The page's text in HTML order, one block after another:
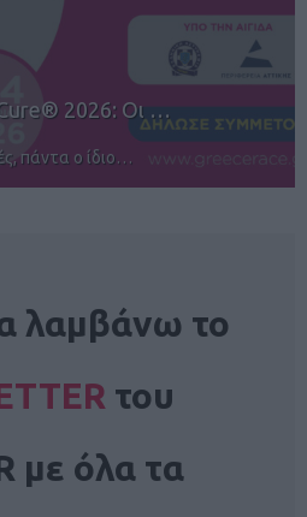
Marathon: Άνοιγμα ε…
Ρόδο
λαμβάνω το
του
με όλα τα